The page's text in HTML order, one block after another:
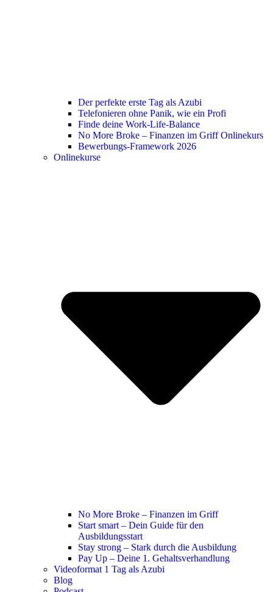
Der perfekte erste Tag als Azubi
Telefonieren ohne Panik, wie ein Profi
Finde deine Work-Life-Balance
No More Broke – Finanzen im Griff Onlinekurs
Bewerbungs-Framework 2026
Onlinekurse
No More Broke – Finanzen im Griff
Start smart – Dein Guide für den
Ausbildungsstart
Stay strong – Stark durch die Ausbildung
Pay Up – Deine 1. Gehaltsverhandlung
Videoformat 1 Tag als Azubi
Blog